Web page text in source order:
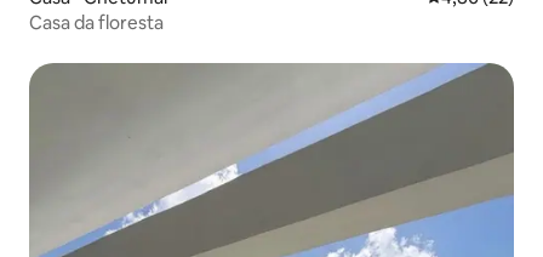
Casa da floresta